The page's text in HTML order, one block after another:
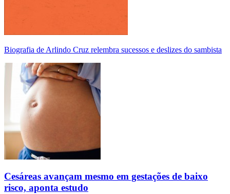
Biografia de Arlindo Cruz relembra sucessos e deslizes do sambista
Cesáreas avançam mesmo em gestações de baixo
risco, aponta estudo